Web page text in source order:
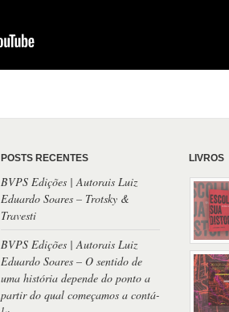
POSTS RECENTES
BVPS Edições | Autorais Luiz
Eduardo Soares – Trotsky &
Travesti
BVPS Edições | Autorais Luiz
Eduardo Soares – O sentido de
uma história depende do ponto a
partir do qual começamos a contá-
LIVROS